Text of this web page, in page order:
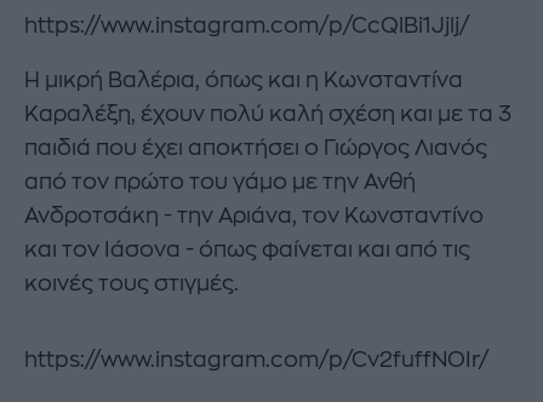
https://www.instagram.com/p/CcQlBi1Jjlj/
Η μικρή Βαλέρια, όπως και η Κωνσταντίνα
Καραλέξη, έχουν πολύ καλή σχέση και με τα 3
παιδιά που έχει αποκτήσει ο Γιώργος Λιανός
από τον πρώτο του γάμο με την Ανθή
Ανδροτσάκη - την Αριάνα, τον Κωνσταντίνο
και τον Ιάσονα - όπως φαίνεται και από τις
κοινές τους στιγμές.
https://www.instagram.com/p/Cv2fuffNOIr/